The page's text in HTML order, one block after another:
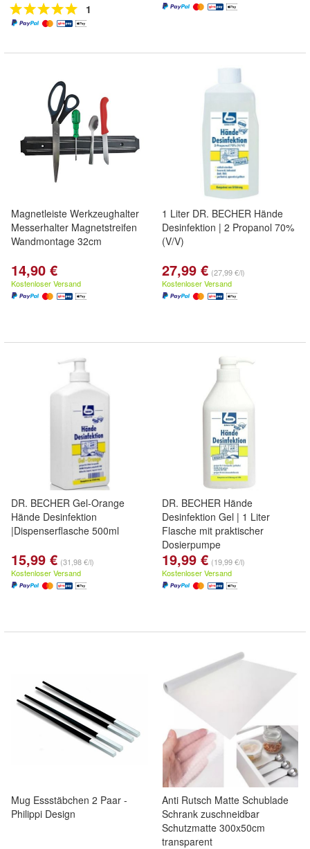
1
Magnetleiste Werkzeughalter
Messerhalter Magnetstreifen
Wandmontage 32cm
14,90 €
Kostenloser Versand
1 Liter DR. BECHER Hände
Desinfektion | 2 Propanol 70%
(V/V)
27,99 € (27,99 €/l)
Kostenloser Versand
DR. BECHER Gel-Orange
Hände Desinfektion
|Dispenserflasche 500ml
15,99 € (31,98 €/l)
Kostenloser Versand
DR. BECHER Hände
Desinfektion Gel | 1 Liter
Flasche mit praktischer
Dosierpumpe
19,99 € (19,99 €/l)
Kostenloser Versand
Mug Essstäbchen 2 Paar -
Philippi Design
Anti Rutsch Matte Schublade
Schrank zuschneidbar
Schutzmatte 300x50cm
transparent